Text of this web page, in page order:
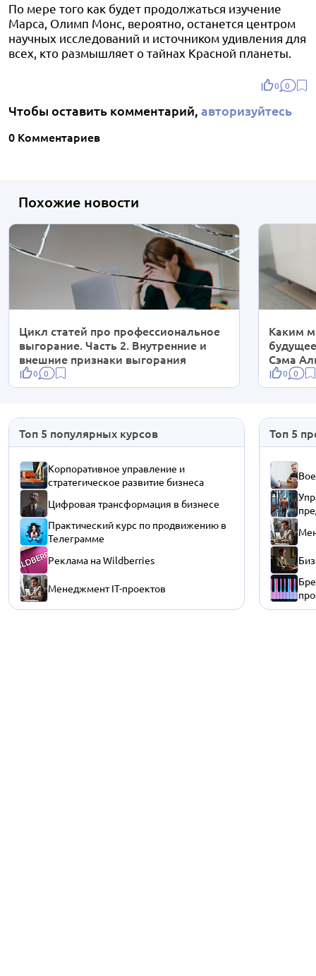
По мере того как будет продолжаться изучение
Марса, Олимп Монс, вероятно, останется центром
научных исследований и источником удивления для
всех, кто размышляет о тайнах Красной планеты.
0 0
Чтобы оставить комментарий, авторизуйтесь
0 Комментариев
Похожие новости
Цикл статей про профессиональное
выгорание. Часть 2. Внутренние и
внешние признаки выгорания
0 0
Каким
Сэма
0 0
Топ 5 популярных курсов
Корпоративное управление и
стратегическое развитие бизнеса
Цифровая трансформация в бизнесе
Практический курс по продвижению в
Телеграмме
Реклама на Wildberries
Менеджмент IT-проектов
Топ 5